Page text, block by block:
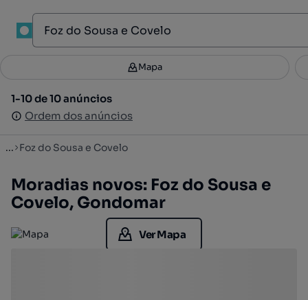
Filtros 3
1-10 de 10 anúncios
Ordem dos anúncios
Mapa
1-10 de 10 anúncios
Ordem dos anúncios
... Foz do Sousa e Covelo
Moradias novos: Foz do Sousa e
Covelo, Gondomar
Ver Mapa